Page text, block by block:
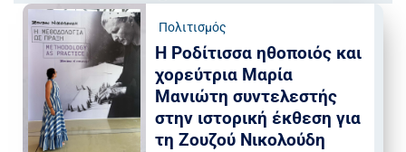
Πολιτισμός
Η Ροδίτισσα ηθοποιός και
χορεύτρια Μαρία
Μανιώτη συντελεστής
στην ιστορική έκθεση για
τη Ζουζού Νικολούδη